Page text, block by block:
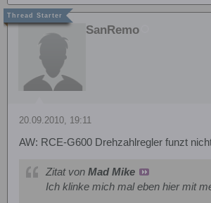
SanRemo
20.09.2010, 19:11
AW: RCE-G600 Drehzahlregler funzt
Zitat von Mad Mike
Ich klinke mich mal eben hier mit